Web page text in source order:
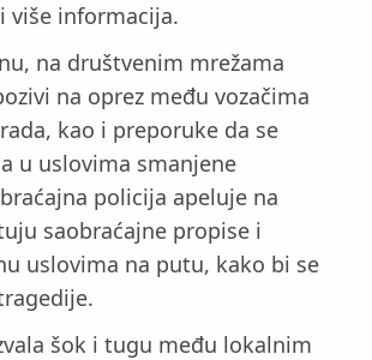
više informacija.
na društvenim mrežama
na oprez među vozačima
kao i preporuke da se
u uslovima smanjene
policija apeluje na
saobraćajne propise i
uslovima na putu, kako bi se
šok i tugu među lokalnim